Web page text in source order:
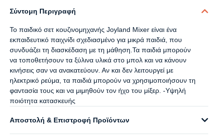
Σύντομη Περιγραφή
Το παιδικό σετ κουζινομηχανής Joyland Mixer είναι ένα
εκπαιδευτικό παιχνίδι σχεδιασμένο για μικρά παιδιά, που
συνδυάζει τη διασκέδαση με τη μάθηση.Τα παιδιά μπορούν
να τοποθετήσουν τα ξύλινα υλικά στο μπολ και να κάνουν
κινήσεις σαν να ανακατεύουν. Αν και δεν λειτουργεί με
ηλεκτρικό ρεύμα, τα παιδιά μπορούν να χρησιμοποιήσουν τη
φαντασία τους και να μιμηθούν τον ήχο του μίξερ. -Υψηλή
ποιότητα κατασκευής
Αποστολή & Επιστροφή Προϊόντων